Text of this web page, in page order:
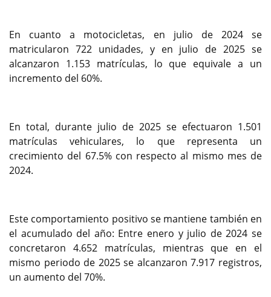
En cuanto a motocicletas, en julio de 2024 se
matricularon 722 unidades, y en julio de 2025 se
alcanzaron 1.153 matrículas, lo que equivale a un
incremento del 60%.
En total, durante julio de 2025 se efectuaron 1.501
matrículas vehiculares, lo que representa un
crecimiento del 67.5% con respecto al mismo mes de
2024.
Este comportamiento positivo se mantiene también en
el acumulado del año: Entre enero y julio de 2024 se
concretaron 4.652 matrículas, mientras que en el
mismo periodo de 2025 se alcanzaron 7.917 registros,
un aumento del 70%.